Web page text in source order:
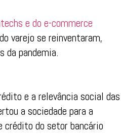
e do e-commerce
varejo se reinventaram,
da pandemia.
e a relevância social das
a sociedade para a
crédito do setor bancário